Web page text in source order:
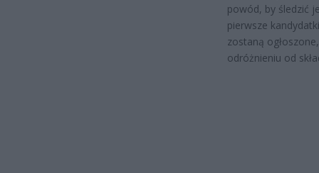
powód, by śledzić
pierwsze
zostaną
odróżnieniu od